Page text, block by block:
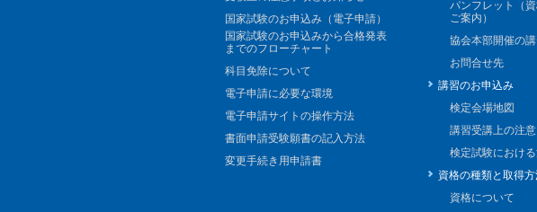
国家試験のお申込み（電子申請）
国家試験のお申込みから合格発表
までのフローチャート
科目免除について
電子申請に必要な環境
電子申請サイトの操作方法
書面申請受験願書の記入方法
変更手続き用申請書
パンフレット（
ご案内）
協会本部開催の
お問合せ先
講習のお申込み
検定会場地図
講習受講上の注意
検定試験におけ
資格の種類と取得
資格について